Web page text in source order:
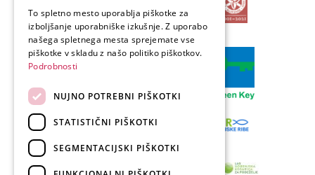
GERMAN
ITALIAN
To spletno mesto uporablja piškotke za
izboljšanje uporabniške izkušnje. Z uporabo
našega spletnega mesta sprejemate vse
piškotke v skladu z našo politiko piškotkov.
Podrobnosti
NUJNO POTREBNI PIŠKOTKI
STATISTIČNI PIŠKOTKI
SEGMENTACIJSKI PIŠKOTKI